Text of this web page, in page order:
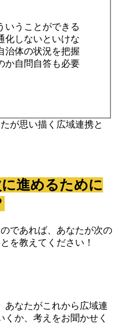
いうことができる
化しないといけな
治体の状況を把握
か自問自答も必要
が思い描く広域連携と
進めるために
であれば、あなたが次の
を教えてください！
あなたがこれから広域連
か、考えをお聞かせく